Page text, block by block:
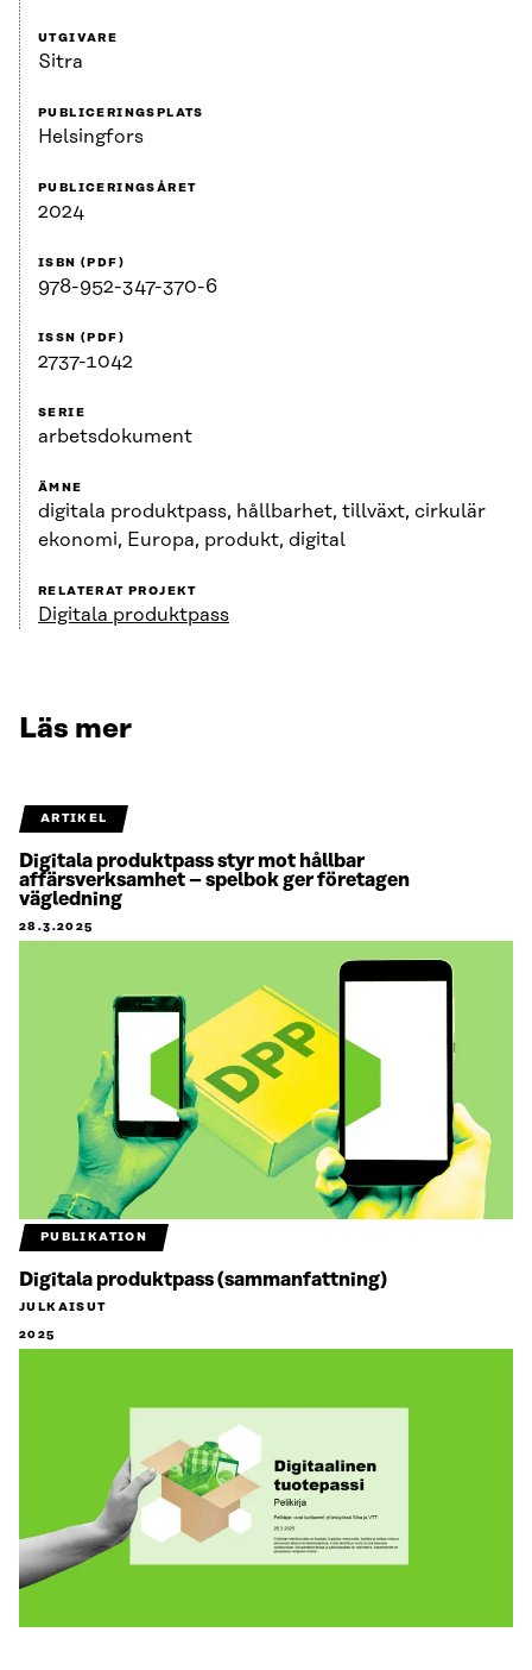
UTGIVARE
Sitra
PUBLICERINGSPLATS
Helsingfors
PUBLICERINGSÅRET
2024
ISBN (PDF)
978-952-347-370-6
ISSN (PDF)
2737-1042
SERIE
arbetsdokument
ÄMNE
digitala produktpass, hållbarhet, tillväxt, cirkulär
ekonomi, Europa, produkt, digital
RELATERAT PROJEKT
Digitala produktpass
Läs mer
ARTIKEL
Digitala produktpass styr mot hållbar
affärsverksamhet – spelbok ger företagen
vägledning
28.3.2025
PUBLIKATION
Digitala produktpass (sammanfattning)
JULKAISUT
2025